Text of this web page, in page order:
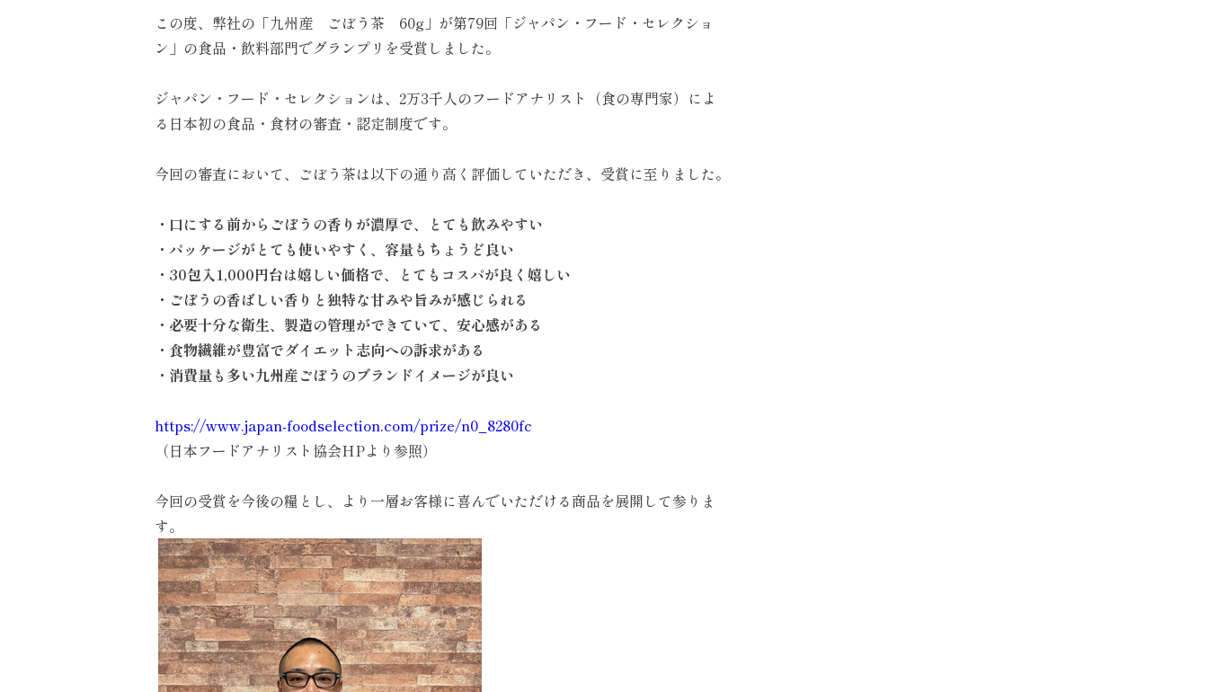
この度、弊社の「九州産 ごぼう茶 60g 」が第79回「ジャパン・フード・セレクショ
ン」の食品・飲料部門でグランプリを受賞しました。
ジャパン・フード・セレクションは、 2万3千人のフードアナリスト（食の専門家）によ
る日本初の食品・食材の審査・認定制度です。
今回の審査において、ごぼう茶は以下の通り高く評価していただき、受賞に至りました。
・口にする前からごぼうの香りが濃厚で、とても飲みやすい
・パッケージがとても使いやすく、容量もちょうど良い
・ 30包入1,000円台は嬉しい価格で、とてもコスパが良く嬉しい
・ごぼうの香ばしい香りと独特な甘みや旨みが感じられる
・必要十分な衛生、製造の管理ができていて、安心感がある
・食物繊維が豊富でダイエット志向への訴求がある
・消費量も多い九州産ごぼうのブランドイメージが良い
https://www.japan-foodselection.com/prize/n0_8280fc
（日本フードアナリスト協会HPより参照）
今回の受賞を今後の糧とし、より一層お客様に喜んでいただける商品を展開して参りま
す。